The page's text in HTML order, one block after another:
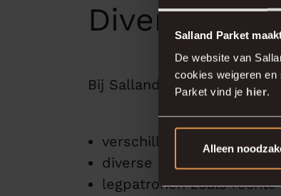
Salland Parket
De website van
cookies weigeren
Parket vind je hier.
Alleen
Diverse
Bij Salland Parket bieden
verschillende
diverse plankbreedtes en
legpatronen zoals